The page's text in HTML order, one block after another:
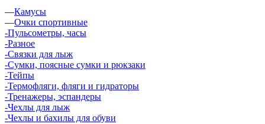
—Камусы
—Очки спортивные
-Пульсометры, часы
-Разное
-Связки для лыж
-Сумки, поясные сумки и рюкзаки
-Тейпы
-Термофляги, фляги и гидраторы
-Тренажеры, эспандеры
-Чехлы для лыж
-Чехлы и бахилы для обуви